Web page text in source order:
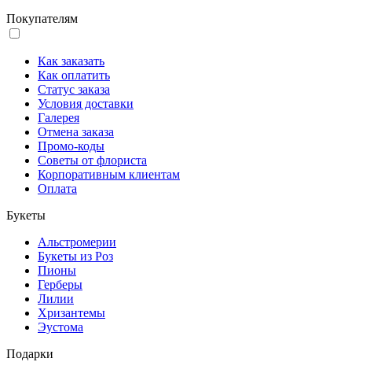
Покупателям
Как заказать
Как оплатить
Статус заказа
Условия доставки
Галерея
Отмена заказа
Промо-коды
Советы от флориста
Корпоративным клиентам
Оплата
Букеты
Альстромерии
Букеты из Роз
Пионы
Герберы
Лилии
Хризантемы
Эустома
Подарки